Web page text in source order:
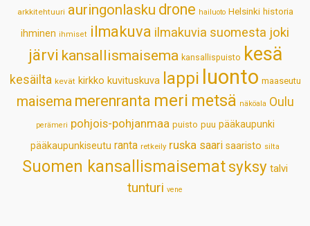
p
k
n
s
t
arkkitehtuuri auringonlasku drone hailuoto Helsinki historia
ihminen ihmiset ilmakuva ilmakuvia suomesta joki
järvi kansallismaisema kansallispuisto kesä
kesäilta kevät kirkko kuvituskuva lappi luonto maaseutu
maisema merenranta meri metsä näköala Oulu
perämeri pohjois-pohjanmaa puisto puu pääkaupunki
pääkaupunkiseutu ranta retkeily ruska saari saaristo silta
Suomen kansallismaisematsyksy talvi
tunturi vene